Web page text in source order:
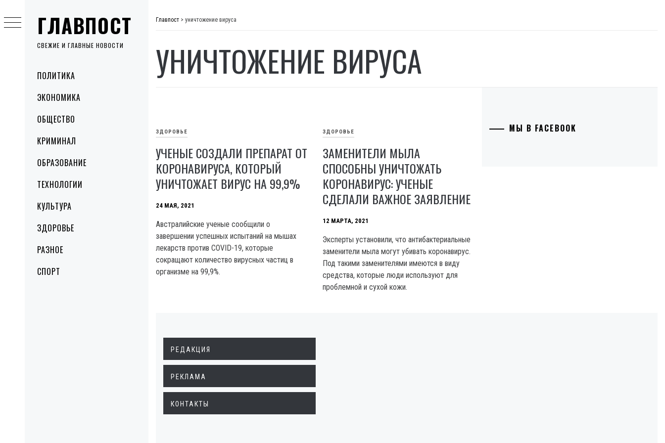
ГЛАВПОСТ
СВЕЖИЕ И ГЛАВНЫЕ НОВОСТИ
MenuПОЛИТИКА
ЭКОНОМИКА
ОБЩЕСТВО
КРИМИНАЛ
ОБРАЗОВАНИЕ
ТЕХНОЛОГИИ
КУЛЬТУРА
ЗДОРОВЬЕ
РАЗНОЕ
СПОРТ
to
content
Главпост > уничтожение вируса
УНИЧТОЖЕНИЕ ВИРУСА
ЗДОРОВЬЕ
УЧЕНЫЕ СОЗДАЛИ ПРЕПАРАТ ОТ
КОРОНАВИРУСА, КОТОРЫЙ
УНИЧТОЖАЕТ ВИРУС НА 99,9%
24 МАЯ, 2021
Австралийские ученые сообщили о
завершении успешных испытаний на мышах
лекарств против COVID-19, которые
сокращают количество вирусных частиц в
организме на 99,9%.
ЗДОРОВЬЕ
ЗАМЕНИТЕЛИ МЫЛА
СПОСОБНЫ УНИЧТОЖАТЬ
КОРОНАВИРУС: УЧЕНЫЕ
СДЕЛАЛИ ВАЖНОЕ ЗАЯВЛЕНИЕ
12 МАРТА, 2021
Эксперты установили, что антибактериальные
заменители мыла могут убивать коронавирус.
Под такими заменителями имеются в виду
средства, которые люди используют для
проблемной и сухой кожи.
МЫ В FACEBOOK
РЕДАКЦИЯ
РЕКЛАМА
КОНТАКТЫ